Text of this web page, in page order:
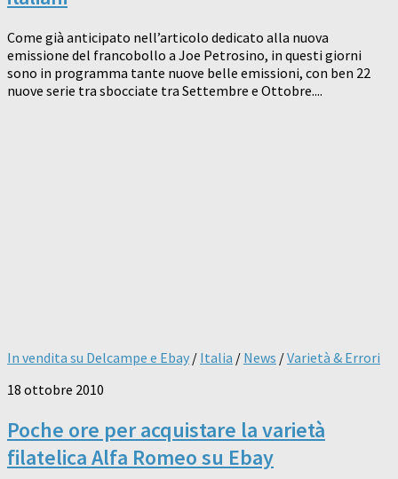
Come già anticipato nell’articolo dedicato alla nuova
emissione del francobollo a Joe Petrosino, in questi giorni
sono in programma tante nuove belle emissioni, con ben 22
nuove serie tra sbocciate tra Settembre e Ottobre....
In vendita su Delcampe e Ebay / Italia / News /Varietà & Errori
18 ottobre 2010
Poche ore per acquistare la varietà
filatelica Alfa Romeo su Ebay